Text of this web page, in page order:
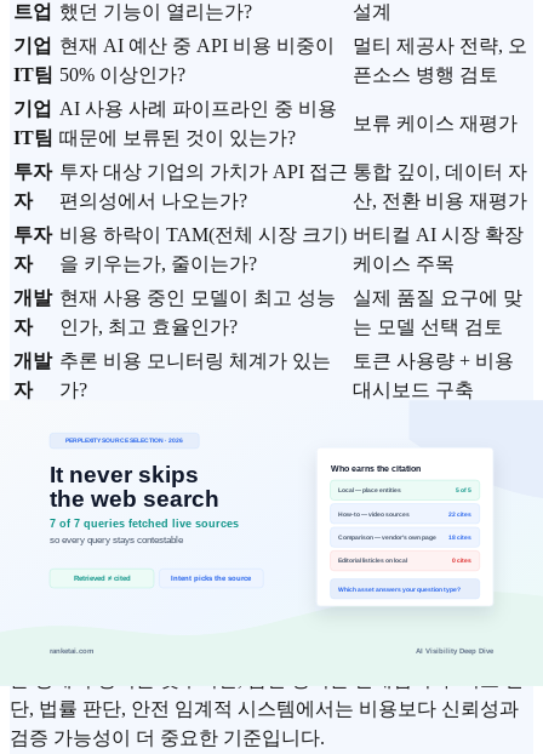
트업 했던 기능이 열리는가?
설계
기업
IT팀
현재 AI 예산 중 API 비용 비중이
50% 이상인가?
멀티 제공사 전략, 오
픈소스 병행 검토
기업
IT팀
AI 사용 사례 파이프라인 중 비용
때문에 보류된 것이 있는가?
보류 케이스 재평가
투자
자
투자 대상 기업의 가치가 API 접근
편의성에서 나오는가?
통합 깊이, 데이터 자
산, 전환 비용 재평가
투자
자
비용 하락이 TAM(전체 시장 크기)
을 키우는가, 줄이는가?
버티컬 AI 시장 확장
케이스 주목
개발
자
현재 사용 중인 모델이 최고 성능
인가, 최고 효율인가?
실제 품질 요구에 맞
는 모델 선택 검토
개발
자
추론 비용 모니터링 체계가 있는
가?
토큰 사용량 + 비용
대시보드 구축
7. 위험 요소: 과대평가하지 말아야 할 3
가지
비용 하락 트렌드가 분명하다고 해서, 다음 세 가지를 과대평
첫째, "모든 문제가 저렴한 AI로 해결된다"는 가정.비용 하락
단, 법률 판단, 안전 임계적 시스템에서는 비용보다 신뢰성과
검증 가능성이 더 중요한 기준입니다.